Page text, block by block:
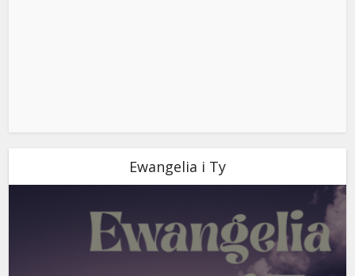
Ewangelia i Ty